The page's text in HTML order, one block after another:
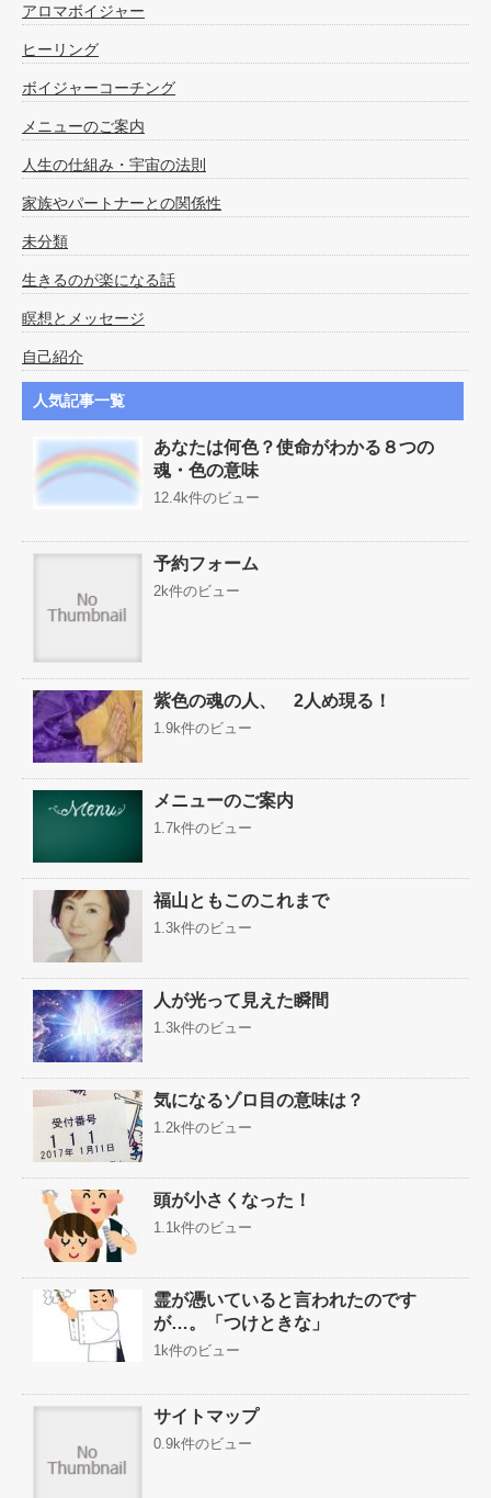
アロマボイジャー
ヒーリング
ボイジャーコーチング
メニューのご案内
人生の仕組み・宇宙の法則
家族やパートナーとの関係性
未分類
生きるのが楽になる話
瞑想とメッセージ
自己紹介
人気記事一覧
あなたは何色？使命がわかる８つの
魂・色の意味
12.4k件のビュー
予約フォーム
2k件のビュー
紫色の魂の人、 2人め現る！
1.9k件のビュー
メニューのご案内
1.7k件のビュー
福山ともこのこれまで
1.3k件のビュー
人が光って見えた瞬間
1.3k件のビュー
気になるゾロ目の意味は？
1.2k件のビュー
頭が小さくなった！
1.1k件のビュー
霊が憑いていると言われたのです
が…。「つけときな」
1k件のビュー
サイトマップ
0.9k件のビュー